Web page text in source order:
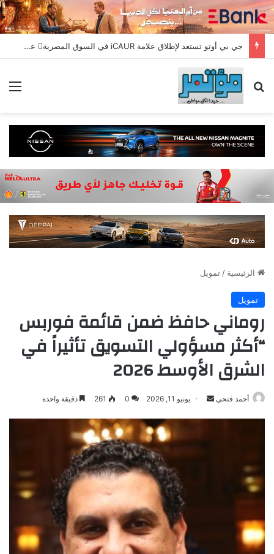
جي بي أوتو تستعد لإطلاق علامة iCAUR في السوق المصرية علامة عالمية جديدة لسيارات الطاقة الجديدة تجمع بين التكنولوجيا الذكية والتصميم الجريء وروح المغامر
بحث عن
الرئيسية / تمويل
تمويل
روماني حافظ ضمن قائمة فوربس
“أكثر مسؤولي التسويق تأثيراً في
الشرق الأوسط 2026
أحمد فتحي
أرسل يونيو 11, 2026 0
261 دقيقة واحدة